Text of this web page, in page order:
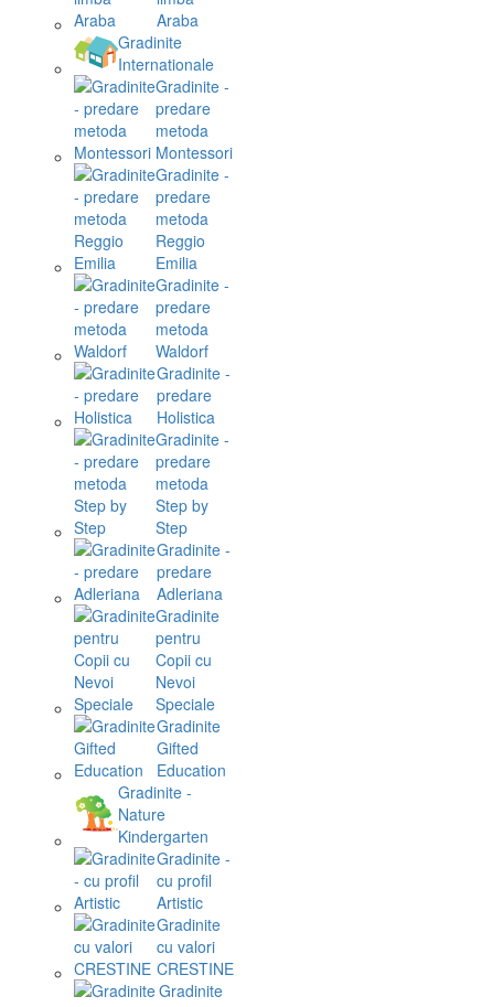
Araba
Gradinite
Internationale
Gradinite -
predare
metoda
Montessori
Gradinite -
predare
metoda
Reggio
Emilia
Gradinite -
predare
metoda
Waldorf
Gradinite -
predare
Holistica
Gradinite -
predare
metoda
Step by
Step
Gradinite -
predare
Adleriana
Gradinite
pentru
Copii cu
Nevoi
Speciale
Gradinite
Gifted
Education
Gradinite -
Nature
Kindergarten
Gradinite -
cu profil
Artistic
Gradinite
cu valori
CRESTINE
Gradinite